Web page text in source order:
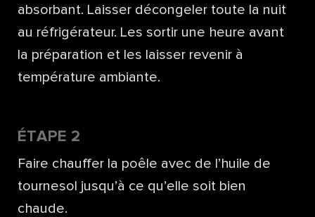
absorbant. Laisser décongeler toute la nuit
au réfrigérateur. Les sortir une heure avant
la préparation et les laisser revenir à
température ambiante.
ÉTAPE 2
Faire chauffer la poêle avec de l’huile de
tournesol jusqu’à ce qu’elle soit bien
chaude.